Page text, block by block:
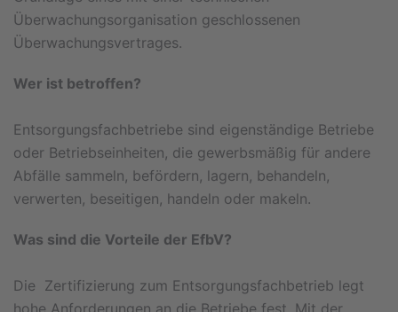
Überwachungsorganisation geschlossenen
Überwachungsvertrages.
Wer ist betroffen?
Entsorgungsfachbetriebe sind eigenständige Betriebe
oder Betriebseinheiten, die gewerbsmäßig für andere
Abfälle sammeln, befördern, lagern, behandeln,
verwerten, beseitigen, handeln oder makeln.
Was sind die Vorteile der EfbV?
Die Zertifizierung zum Entsorgungsfachbetrieb legt
hohe Anforderungen an die Betriebe fest. Mit der